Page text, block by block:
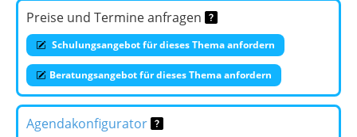
Preise und Termine anfragen
Schulungsangebot für dieses Thema anfordern
Beratungsangebot für dieses Thema anfordern
Agendakonfigurator